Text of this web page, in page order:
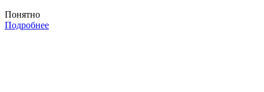
Понятно
Подробнее